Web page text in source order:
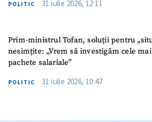
POLITIC 31 iulie 2026, 12:11
Prim-ministrul Tofan, soluții pentru
nesimțite: „Vrem să investigăm cele
pachete salariale”
POLITIC 31 iulie 2026, 10:47